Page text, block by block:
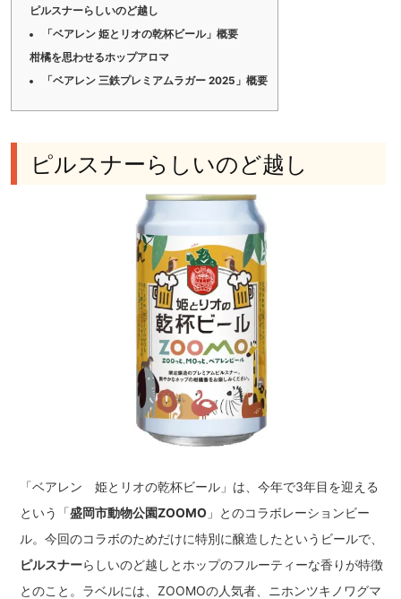
ピルスナーらしいのど越し
「ベアレン 姫とリオの乾杯ビール」概要
柑橘を思わせるホップアロマ
「ベアレン 三鉄プレミアムラガー 2025」概要
ピルスナーらしいのど越し
「ベアレン 姫とリオの乾杯ビール」は、今年で3年目を迎える
という「盛岡市動物公園ZOOMO 」とのコラボレーションビー
ル。今回のコラボのためだけに特別に醸造したというビールで、
ピルスナーらしいのど越しとホップのフルーティーな香りが特徴
とのこと。ラベルには、ZOOMOの人気者、ニホンツキノワグマ